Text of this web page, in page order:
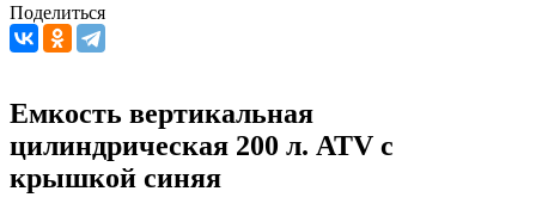
Поделиться
Емкость вертикальная
цилиндрическая 200 л. ATV с
крышкой синяя